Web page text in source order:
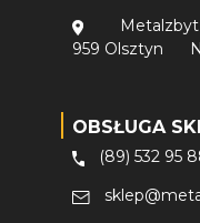
959 Olsztyn
OBSŁUGA
(89) 532 95